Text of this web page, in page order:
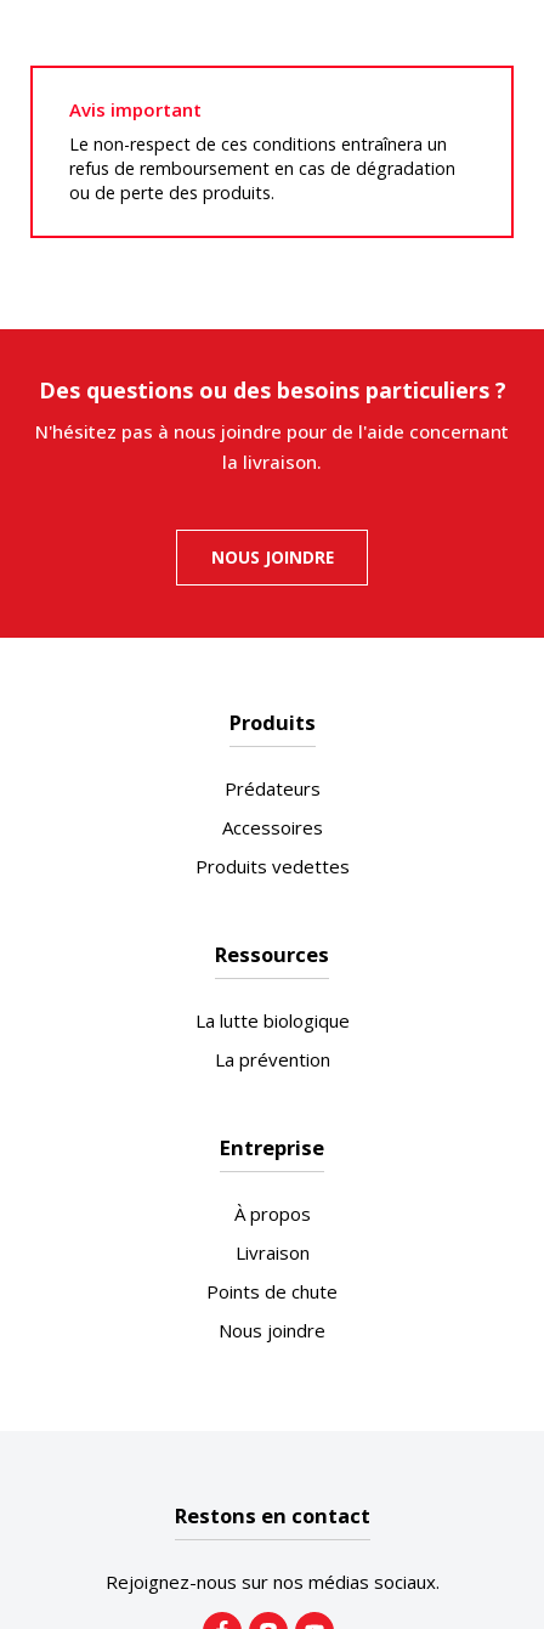
Avis important
Le non-respect de ces conditions entraînera un
refus de remboursement en cas de dégradation
ou de perte des produits.
Des questions ou des besoins particuliers ?
N'hésitez pas à nous joindre pour de l'aide concernant
la livraison.
NOUS JOINDRE
Produits
Prédateurs
Accessoires
Produits vedettes
Ressources
La lutte biologique
La prévention
Entreprise
À propos
Livraison
Points de chute
Nous joindre
Restons en contact
Rejoignez-nous sur nos médias sociaux.